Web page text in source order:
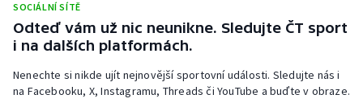
Triatlon
Vodní slalom
SOCIÁLNÍ SÍTĚ
Odteď vám už nic neunikne. Sledujte ČT sport
i na dalších platformách.
Nenechte si nikde ujít nejnovější sportovní události. Sledujte nás i
na Facebooku, X, Instagramu, Threads či YouTube a buďte v obraze.